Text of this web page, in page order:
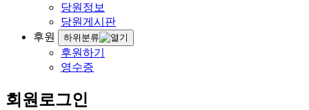
당원정보
당원게시판
후원
하위분류
후원하기
영수증
회원로그인